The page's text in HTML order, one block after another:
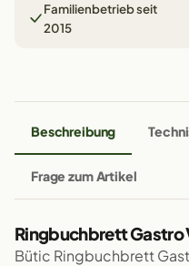
Familienbetrieb seit
2015
Beschreibung
Frage zum Artikel
Ringbuchbrett Gastro
Bütic Ringbuchbrett